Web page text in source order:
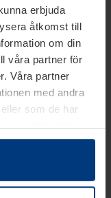
erbjuda
åtkomst till
om din
våra partner för
Våra partner
med andra
som de har
av tjänsterna.
om de är
webbplatsen.
eller återkalla i